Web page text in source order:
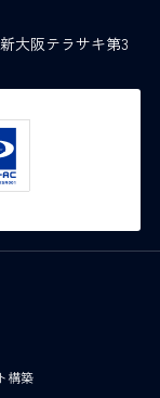
大阪テラサキ第3
構築